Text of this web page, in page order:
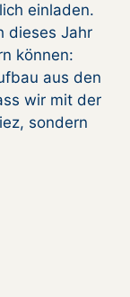
einladen.
dieses Jahr
können:
aus den
wir mit der
sondern